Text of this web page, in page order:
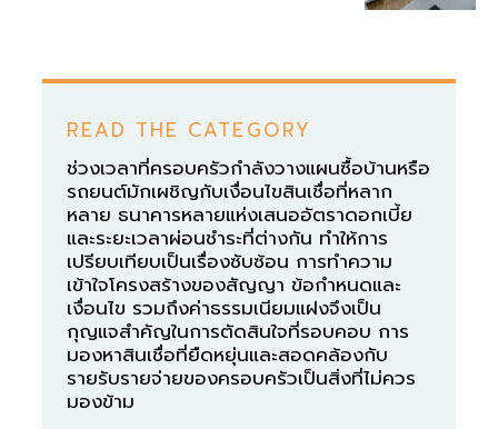
READ THE CATEGORY
ช่วงเวลาที่ครอบครัวกำลังวางแผนซื้อบ้านหรือ
รถยนต์มักเผชิญกับเงื่อนไขสินเชื่อที่หลาก
หลาย ธนาคารหลายแห่งเสนออัตราดอกเบี้ย
และระยะเวลาผ่อนชำระที่ต่างกัน ทำให้การ
เปรียบเทียบเป็นเรื่องซับซ้อน การทำความ
เข้าใจโครงสร้างของสัญญา ข้อกำหนดและ
เงื่อนไข รวมถึงค่าธรรมเนียมแฝงจึงเป็น
กุญแจสำคัญในการตัดสินใจที่รอบคอบ การ
มองหาสินเชื่อที่ยืดหยุ่นและสอดคล้องกับ
รายรับรายจ่ายของครอบครัวเป็นสิ่งที่ไม่ควร
มองข้าม